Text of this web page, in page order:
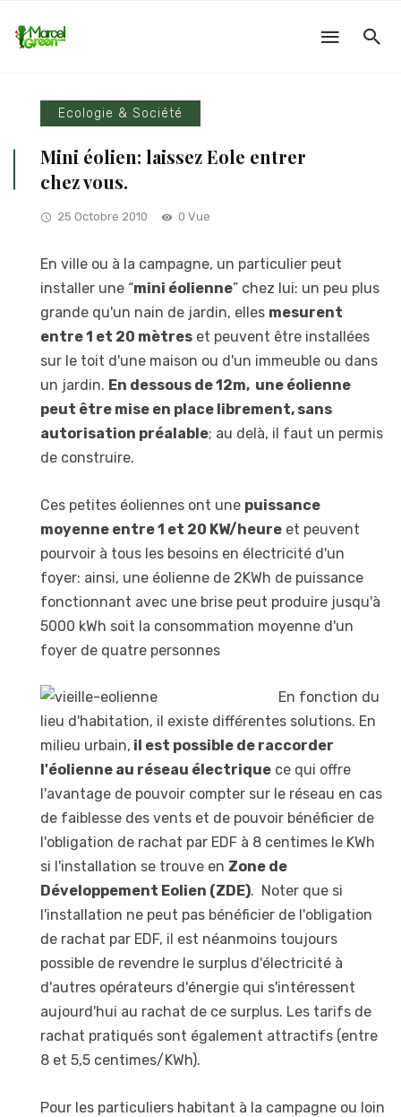
Ecologie & Société
Mini éolien: laissez Eole entrer
chez vous.
25 Octobre 2010 0 Vue
En ville ou à la campagne, un particulier peut
installer une “mini éolienne” chez lui: un peu plus
grande qu'un nain de jardin, elles mesurent
entre 1 et 20 mètres et peuvent être installées
sur le toit d'une maison ou d'un immeuble ou dans
un jardin. En dessous de 12m, une éolienne
peut être mise en place librement, sans
autorisation préalable; au delà, il faut un permis
de construire.
Ces petites éoliennes ont une puissance
moyenne entre 1 et 20 KW/heure et peuvent
pourvoir à tous les besoins en électricité d'un
foyer: ainsi, une éolienne de 2KWh de puissance
fonctionnant avec une brise peut produire jusqu'à
5000 kWh soit la consommation moyenne d'un
foyer de quatre personnes
En fonction du
lieu d'habitation, il existe différentes solutions. En
milieu urbain, il est possible de raccorder
l'éolienne au réseau électrique ce qui offre
l'avantage de pouvoir compter sur le réseau en cas
de faiblesse des vents et de pouvoir bénéficier de
l'obligation de rachat par EDF à 8 centimes le KWh
si l'installation se trouve en Zone de
Développement Eolien (ZDE). Noter que si
l'installation ne peut pas bénéficier de l'obligation
de rachat par EDF, il est néanmoins toujours
possible de revendre le surplus d'électricité à
d'autres opérateurs d'énergie qui s'intéressent
aujourd'hui au rachat de ce surplus. Les tarifs de
rachat pratiqués sont également attractifs (entre
8 et 5,5 centimes/KWh).
Pour les particuliers habitant à la campagne ou loin